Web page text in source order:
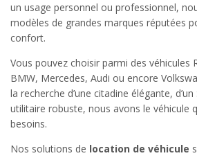
un usage personnel ou professionnel,
modèles de grandes marques réputées
confort.
Vous pouvez choisir parmi des véhicules
BMW, Mercedes, Audi ou encore
la recherche d’une citadine élégante, d’un
utilitaire robuste, nous avons le véhicule
besoins.
Nos solutions de location de véhicule